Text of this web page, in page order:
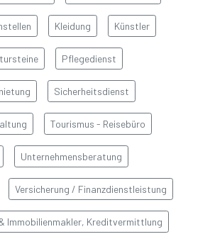
Kleidung Künstler
Pflegedienst
Sicherheitsdienst
Tourismus - Reisebüro
Unternehmensberatung
Versicherung / Finanzdienstleistung
Immobilienmakler, Kreditvermittlung